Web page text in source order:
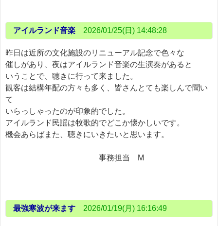
アイルランド音楽 2026/01/25(日) 14:48:28
昨日は近所の文化施設のリニューアル記念で色々な
催しがあり、夜はアイルランド音楽の生演奏があると
いうことで、聴きに行って来ました。
観客は結構年配の方々も多く、皆さんとても楽しんで聞い
て
いらっしゃったのが印象的でした。
アイルランド民謡は牧歌的でどこか懐かしいです。
機会あらばまた、聴きにいきたいと思います。
事務担当 M
最強寒波が来ます 2026/01/19(月) 16:16:49